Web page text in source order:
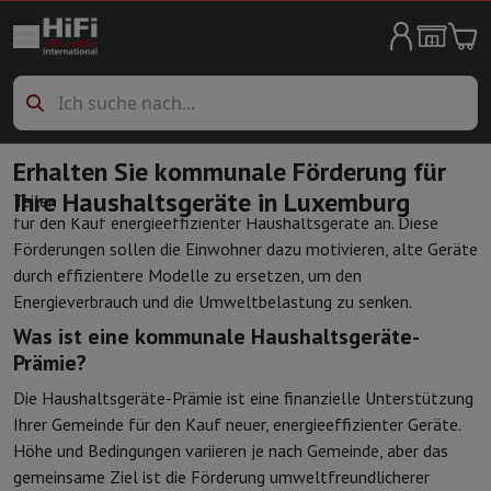
Haushaltgroßgeräte
WaschmaschineWaschmaschineWaschmaschine mit Trockner
WäschetrocknerWäschetrockner
SpülmaschinenSpülmaschinen
GefrierschränkeGefrierschränke
Herde HerdeElektrische Kocher
Weinlagerung Weinklimaschränke für AlterungWeinkühlschränke
ÖfenBacköfen frei stehend
MikrowelleMikrowelle
Staubsaugenallen StaubsaugernSchlittenstaubsaugerStielsauger
ReinigenHochdruckreinigerFensterputzerMähroboter
Wäschepflege
KlimaanlageMobile Klimaanlage Luftreiniger Ventilator Aircooler
Einbaugeräte
Einbaugeschirrspüler Vollständig integrierter Geschirrspüler
Kühlen und Einfrieren Einbau-Kombi Kühl-/Gefrierschrank
Erhalten Sie kommunale Förderung für
Ihre Haushaltsgeräte in Luxemburg
Teilen
In Luxemburg bieten viele Gemeinden Prämien oder Zuschüsse
für den Kauf energieeffizienter Haushaltsgeräte an. Diese
Förderungen sollen die Einwohner dazu motivieren, alte Geräte
durch effizientere Modelle zu ersetzen, um den
Energieverbrauch und die Umweltbelastung zu senken.
Was ist eine kommunale Haushaltsgeräte-
Prämie?
Die Haushaltsgeräte-Prämie ist eine finanzielle Unterstützung
Ihrer Gemeinde für den Kauf neuer, energieeffizienter Geräte.
Höhe und Bedingungen variieren je nach Gemeinde, aber das
gemeinsame Ziel ist die Förderung umweltfreundlicherer